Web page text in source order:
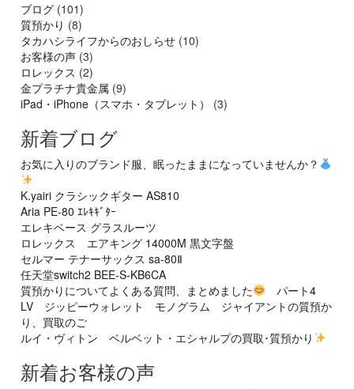
ブログ (101)
質預かり (8)
タカハシライフからのおしらせ (10)
お客様の声 (3)
ロレックス (2)
金プラチナ貴金属 (9)
iPad・iPhone（スマホ・タブレット）
(3)
新着ブログ
お気に入りのブランド服、眠ったままになっていませんか？
K.yairi クラシックギター AS810
Aria PE-80 ｴﾚｷｷﾞﾀｰ
エレキベース グラスルーツ
ロレックス エアキング 14000M 黒文字盤
セルマー テナーサックス sa-80Ⅱ
任天堂switch2 BEE-S-KB6CA
質預かりについてよくある質問、まとめました
パート4
LV ジッピーウォレット モノグラム ジャイアントの質預か
り、買取のご
ルイ・ヴィトン ベルベット・エシャルプの買取･質預かり
新着お客様の声